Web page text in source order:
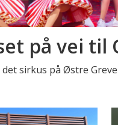
på vei til
sirkus på Østre